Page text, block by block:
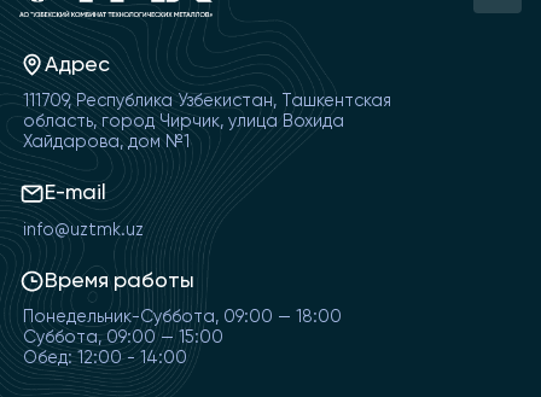
Адрес
111709, Республика Узбекистан, Ташкентская
область, город Чирчик, улица Вохида
Хайдарова, дом №1
E-mail
info@uztmk.uz
Время работы
Понедельник-Суббота, 09:00 — 18:00
Суббота, 09:00 — 15:00
Обед: 12:00 - 14:00